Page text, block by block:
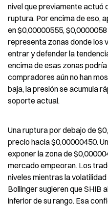
nivel que previamente actuó
ruptura. Por encima de eso,
en $0,00000555,
representa zonas donde los
entrar y defender la
encima de esas zonas
compradores aún no han
baja, la presión se acumula
soporte actual.
Una ruptura por debajo de
precio hacia $0,00000450.
exponer la zona de
mercado empeoran. Los
niveles mientras la
Bollinger sugieren que SHIB
inferior de su rango. Esa